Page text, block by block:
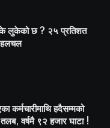
के लुकेको छ ? २५ प्रतिशत
हलचल
कर्मचारीमाथि हदैसम्मको
वर्षमै ९२ हजार घाटा !